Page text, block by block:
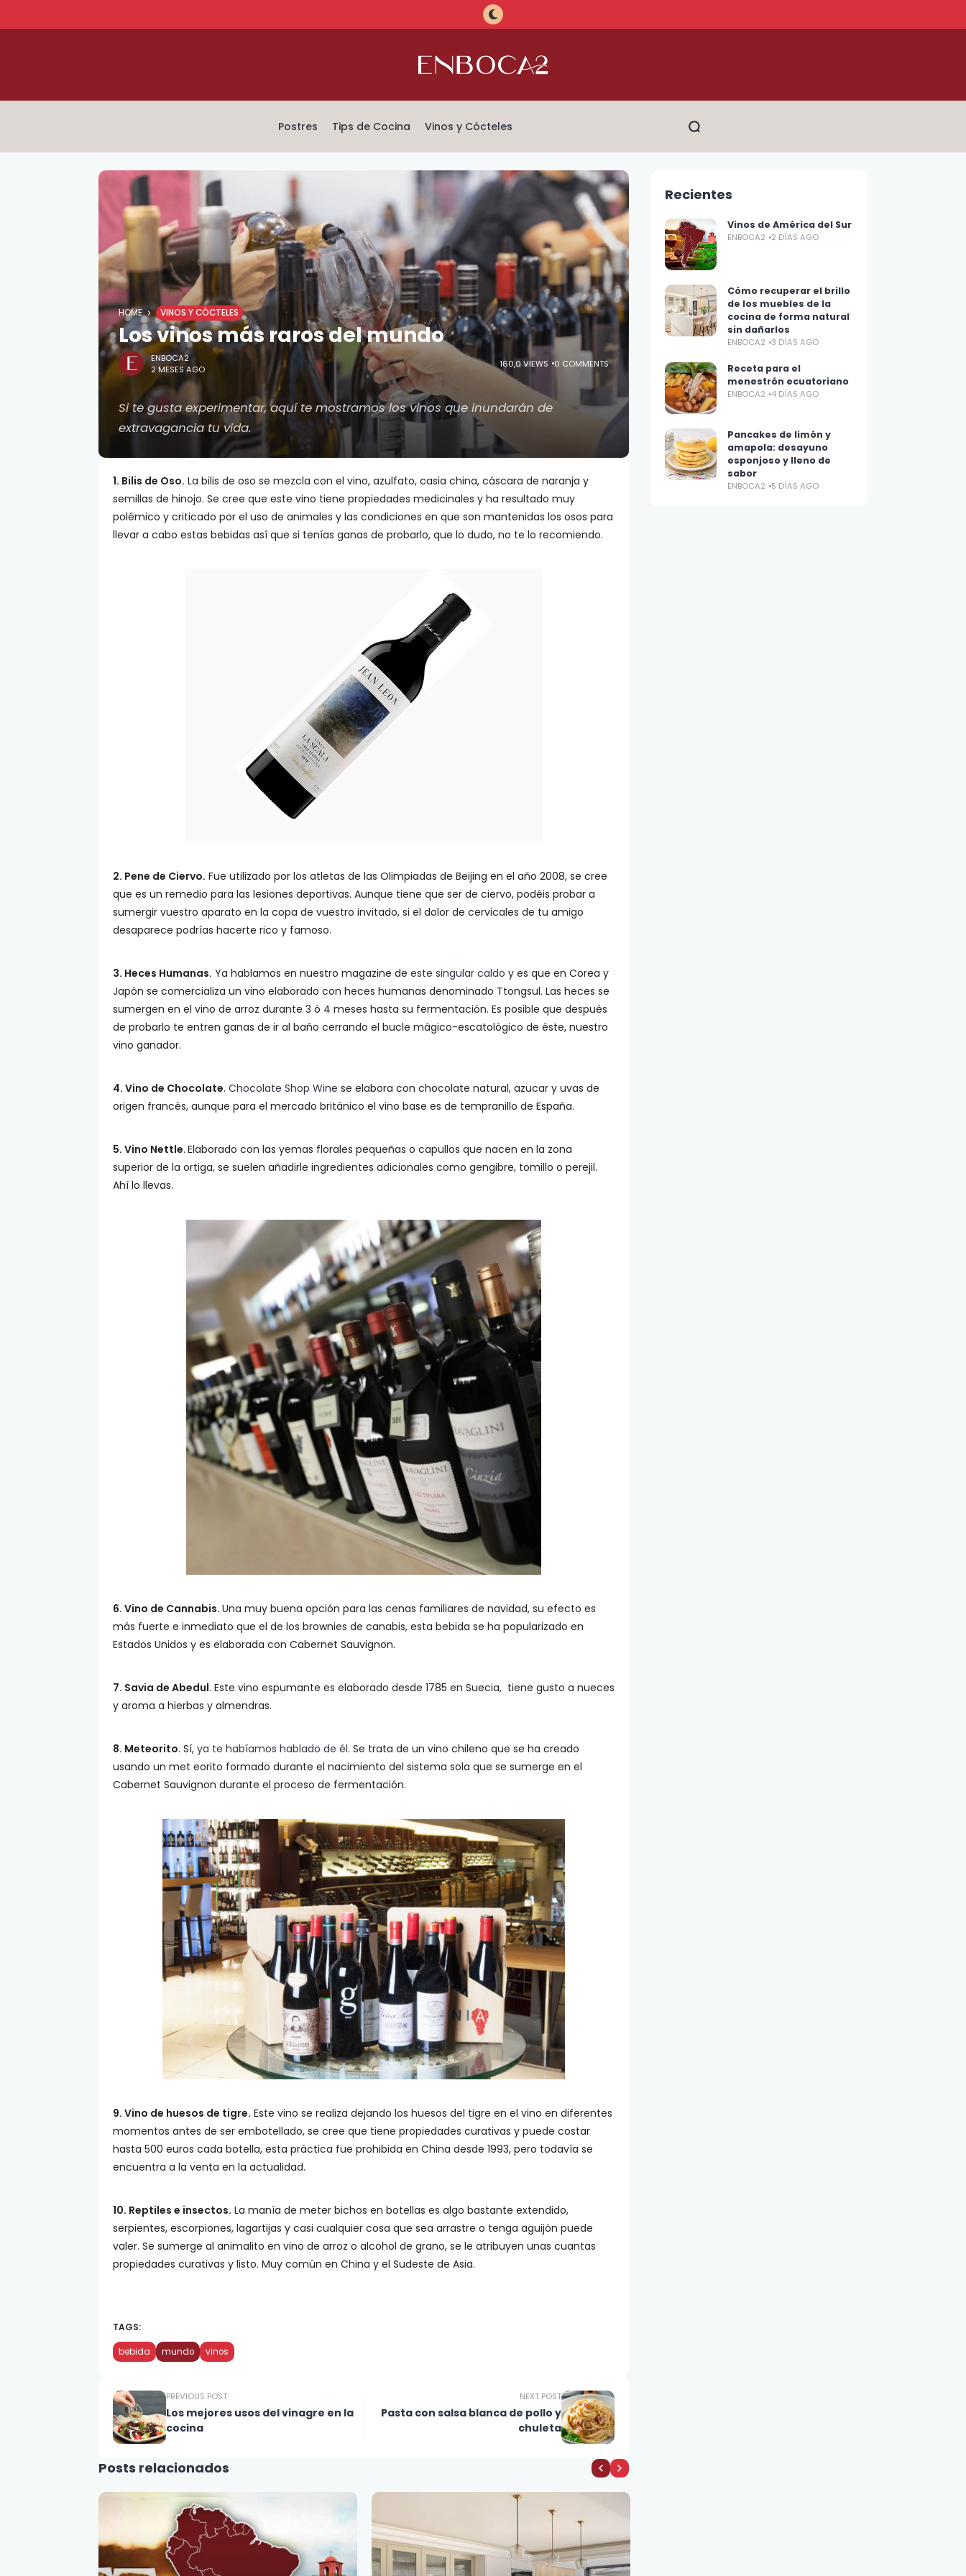
Postres Tips de Cocina Vinos y Cócteles
HOME VINOS Y CÓCTELES
Los vinos más raros del mundo
ENBOCA2
2 MESES AGO
160,0 VIEWS 0 COMMENTS
Si te gusta experimentar, aquí te mostramos los vinos que inundarán de
extravagancia tu vida.
1. Bilis de Oso. La bilis de oso se mezcla con el vino, azulfato, casia china, cáscara de naranja y
semillas de hinojo. Se cree que este vino tiene propiedades medicinales y ha resultado muy
polémico y criticado por el uso de animales y las condiciones en que son mantenidas los osos para
llevar a cabo estas bebidas así que si tenías ganas de probarlo, que lo dudo, no te lo recomiendo.
2. Pene de Ciervo. Fue utilizado por los atletas de las Olimpiadas de Beijing en el año 2008, se cree
que es un remedio para las lesiones deportivas. Aunque tiene que ser de ciervo, podéis probar a
sumergir vuestro aparato en la copa de vuestro invitado, si el dolor de cervicales de tu amigo
desaparece podrías hacerte rico y famoso.
3. Heces Humanas. Ya hablamos en nuestro magazine de este singular caldo y es que en Corea y
Japón se comercializa un vino elaborado con heces humanas denominado Ttongsul. Las heces se
sumergen en el vino de arroz durante 3 ó 4 meses hasta su fermentación. Es posible que después
de probarlo te entren ganas de ir al baño cerrando el bucle mágico-escatológico de éste, nuestro
vino ganador.
4. Vino de Chocolate. Chocolate Shop Wine se elabora con chocolate natural, azucar y uvas de
origen francés, aunque para el mercado británico el vino base es de tempranillo de España.
5. Vino Nettle. Elaborado con las yemas florales pequeñas o capullos que nacen en la zona
superior de la ortiga, se suelen añadirle ingredientes adicionales como gengibre, tomillo o perejil.
Ahí lo llevas.
6. Vino de Cannabis. Una muy buena opción para las cenas familiares de navidad, su efecto es
más fuerte e inmediato que el de los brownies de canabis, esta bebida se ha popularizado en
Estados Unidos y es elaborada con Cabernet Sauvignon.
7. Savia de Abedul. Este vino espumante es elaborado desde 1785 en Suecia, tiene gusto a nueces
y aroma a hierbas y almendras.
8. Meteorito. Sí, ya te habíamos hablado de él. Se trata de un vino chileno que se ha creado
usando un met eorito formado durante el nacimiento del sistema sola que se sumerge en el
Cabernet Sauvignon durante el proceso de fermentación.
9. Vino de huesos de tigre. Este vino se realiza dejando los huesos del tigre en el vino en diferentes
momentos antes de ser embotellado, se cree que tiene propiedades curativas y puede costar
hasta 500 euros cada botella, esta práctica fue prohibida en China desde 1993, pero todavía se
encuentra a la venta en la actualidad.
10. Reptiles e insectos. La manía de meter bichos en botellas es algo bastante extendido,
serpientes, escorpiones, lagartijas y casi cualquier cosa que sea arrastre o tenga aguijón puede
valer. Se sumerge al animalito en vino de arroz o alcohol de grano, se le atribuyen unas cuantas
propiedades curativas y listo. Muy común en China y el Sudeste de Asia.
TAGS:
bebida mundo vinos
PREVIOUS POST
Los mejores usos del vinagre en la
cocina
NEXT POST
Pasta con salsa blanca de pollo y
chuleta
Posts relacionados
Recientes
Vinos de América del Sur
ENBOCA2 2 DÍAS AGO
Cómo recuperar el brillo
de los muebles de la
cocina de forma natural
sin dañarlos
ENBOCA2 3 DÍAS AGO
Receta para el
menestrón ecuatoriano
ENBOCA2 4 DÍAS AGO
Pancakes de limón y
amapola: desayuno
esponjoso y lleno de
sabor
ENBOCA2 5 DÍAS AGO